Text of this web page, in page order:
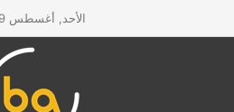
الأحد, أغسطس 9 2026